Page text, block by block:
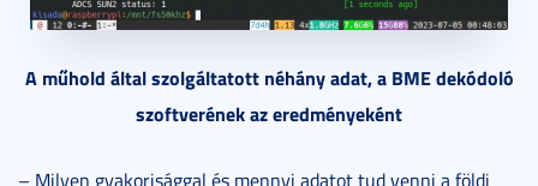
A műhold által szolgáltatott néhány adat, a BME dekódoló
szoftverének az eredményeként
– Milyen gyakorisággal és mennyi adatot tud venni a földi